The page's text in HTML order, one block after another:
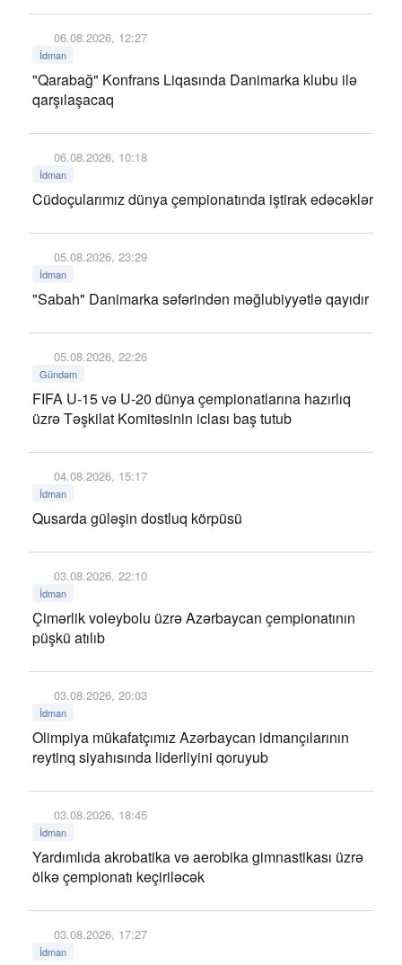
06.08.2026, 12:27
İdman
"Qarabağ" Konfrans Liqasında Danimarka klubu ilə
qarşılaşacaq
06.08.2026, 10:18
İdman
Cüdoçularımız dünya çempionatında iştirak edəcəklər
05.08.2026, 23:29
İdman
"Sabah" Danimarka səfərindən məğlubiyyətlə qayıdır
05.08.2026, 22:26
Gündəm
FIFA U-15 və U-20 dünya çempionatlarına hazırlıq
üzrə Təşkilat Komitəsinin iclası baş tutub
04.08.2026, 15:17
İdman
Qusarda güləşin dostluq körpüsü
03.08.2026, 22:10
İdman
Çimərlik voleybolu üzrə Azərbaycan çempionatının
püşkü atılıb
03.08.2026, 20:03
İdman
Olimpiya mükafatçımız Azərbaycan idmançılarının
reytinq siyahısında liderliyini qoruyub
03.08.2026, 18:45
İdman
Yardımlıda akrobatika və aerobika gimnastikası üzrə
ölkə çempionatı keçiriləcək
03.08.2026, 17:27
İdman